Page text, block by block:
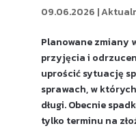
09.06.2026 |
Planowane zmiany
przyjęcia i
uprościć sytuację
sprawach, w
długi. Obecnie
tylko terminu na